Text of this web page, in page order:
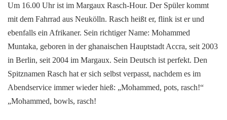
Um 16.00 Uhr ist im Margaux Rasch-Hour. Der Spüler kommt
mit dem Fahrrad aus Neukölln. Rasch heißt er, flink ist er und
ebenfalls ein Afrikaner. Sein richtiger Name: Mohammed
Muntaka, geboren in der ghanaischen Hauptstadt Accra, seit 2003
in Berlin, seit 2004 im Margaux. Sein Deutsch ist perfekt. Den
Spitznamen Rasch hat er sich selbst verpasst, nachdem es im
Abendservice immer wieder hieß: „Mohammed, pots, rasch!“
„Mohammed, bowls, rasch!